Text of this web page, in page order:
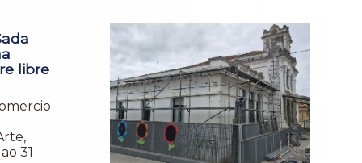
libre
31